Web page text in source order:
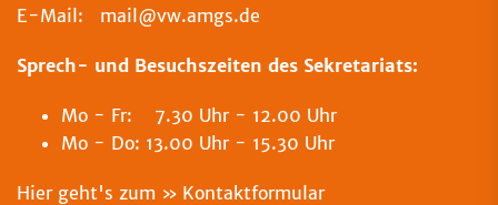
E-Mail: mail@vw.amgs.de
Sprech- und Besuchszeiten des Sekretariats:
Mo - Fr: 7.30 Uhr - 12.00 Uhr
Mo - Do: 13.00 Uhr - 15.30 Uhr
Hier geht's zum Kontaktformular